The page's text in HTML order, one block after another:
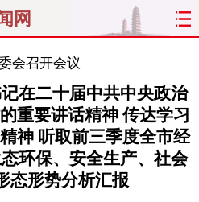
网
太原
文明 出行
综合 专题
政务
会召开会议
在二十届中共中央政治
重要讲话精神 传达学习
神 听取前三季度全市经
环保、安全生产、社会
态形势分析汇报